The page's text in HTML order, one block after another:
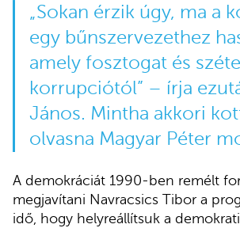
„Sokan érzik úgy, ma a
egy bűnszervezethez
amely fosztogat és
korrupciótól” – írja
János. Mintha akkori
olvasna Magyar Péter
A demokráciát 1990-ben remélt
megjavítani Navracsics Tibor a
idő, hogy helyreállítsuk a